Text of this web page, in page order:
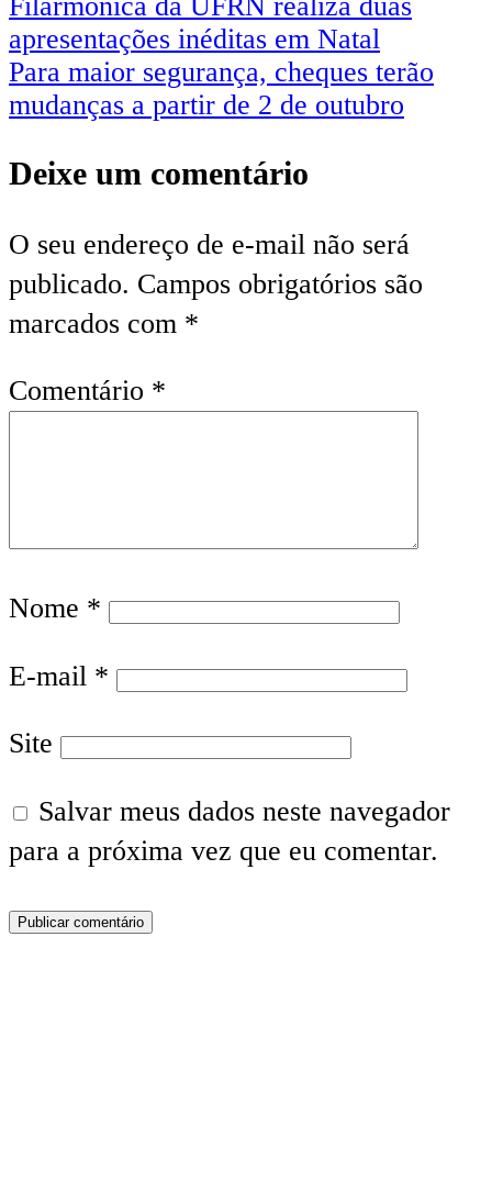
apresentações inéditas em Natal
Para maior segurança, cheques terão
mudanças a partir de 2 de outubro
Deixe um comentário
O seu endereço de e-mail não será
publicado. Campos obrigatórios são
marcados com *
Comentário *
Nome *
E-mail *
Site
Salvar meus dados neste navegador
para a próxima vez que eu comentar.